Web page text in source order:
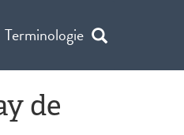
Terminologie
de